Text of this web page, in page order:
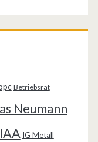
Betriebsrat
Neumann
IAA IG Metall